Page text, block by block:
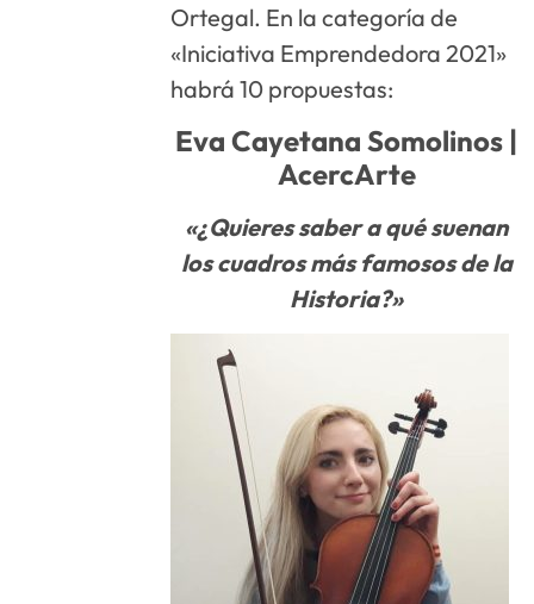
Ortegal. En la categoría de
«Iniciativa Emprendedora 2021»
habrá 10 propuestas:
Eva Cayetana Somolinos |
AcercArte
«¿Quieres saber a qué suenan
los cuadros más famosos de la
Historia?»